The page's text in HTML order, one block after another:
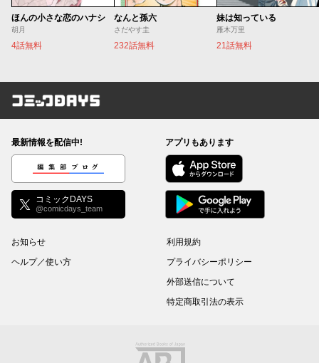
ほんの小さな恋のハナシ
胡月
4話無料
なんと孫六
さだやす圭
232話無料
妹は知っている
雁木万里
21話無料
コミックDAYS
最新情報を配信中!
編集部ブログ
コミックDAYS
@comicdays_team
アプリもあります
お知らせ
ヘルプ／使い方
利用規約
プライバシーポリシー
外部送信について
特定商取引法の表示